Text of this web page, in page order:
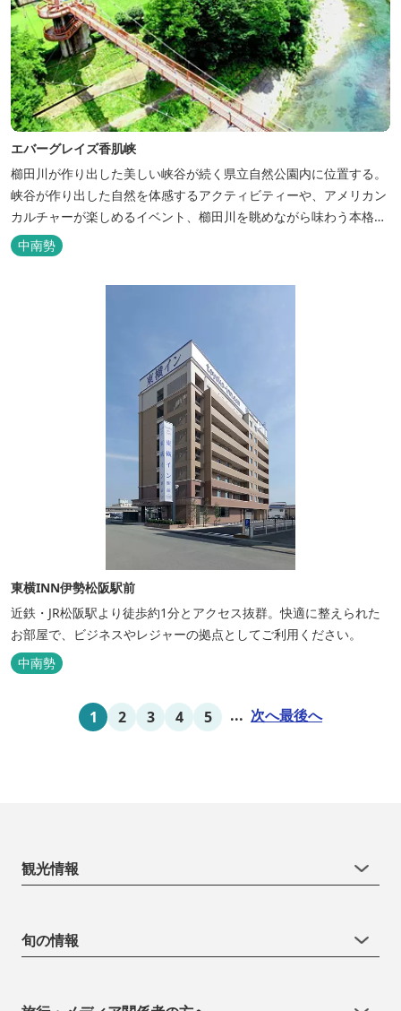
エバーグレイズ香肌峡
櫛田川が作り出した美しい峡谷が続く県立自然公園内に位置する。
峡谷が作り出した自然を体感するアクティビティーや、アメリカン
カルチャーが楽しめるイベント、櫛田川を眺めながら味わう本格的
なアメリカンＢＢＱを体験することができる。 松阪の観光情報は、
松阪観光インフォメーションサイト ワクワ...
中南勢
東横INN伊勢松阪駅前
近鉄・JR松阪駅より徒歩約1分とアクセス抜群。快適に整えられた
お部屋で、ビジネスやレジャーの拠点としてご利用ください。
中南勢
1 2 3 4 5 ... 次へ最後へ
観光情報
旬の情報